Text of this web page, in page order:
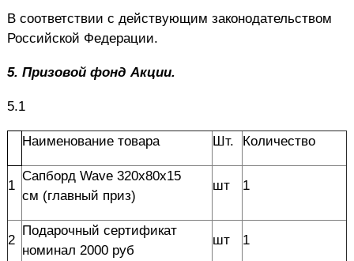
В соответствии с действующим законодательством
Российской Федерации.
5. Призовой фонд Акции.
5.1
Наименование товара Шт. Количество
1
Сапборд Wave 320x80x15
см (главный приз)
шт 1
2
Подарочный сертификат
номинал 2000 руб
шт 1